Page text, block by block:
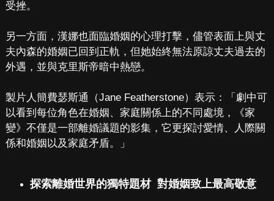
受挫。
另一方面，漢娜也面臨婚姻的心理打擊，儘管表面上與丈
夫內森的婚姻已回到正軌，但她始終無法原諒丈夫過去的
外遇，並與克里斯帝暗中熱戀。
製片人簡費瑟斯通（Jane Featherstone）表示：「劇中可
以看到每位角色在婚姻、家庭關係上的不同處境，《家
變》不僅是一部離婚議題的影集，它更探討愛情、人際關
係和婚姻以及家庭矛盾。」
探索離婚世界的獨特題材 對婚姻致上最高敬意